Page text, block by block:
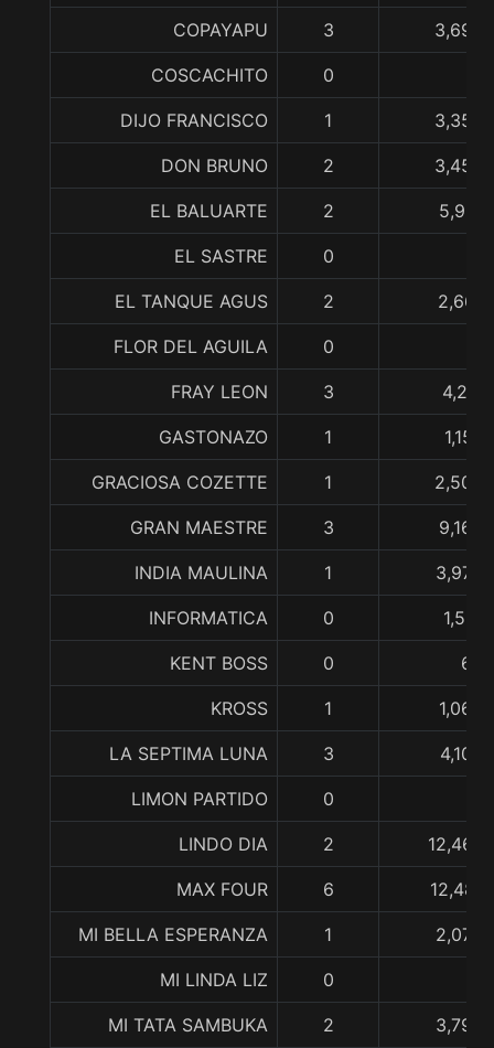
COPAYAPU 3
COSCACHITO 0
DIJO FRANCISCO 1
DON BRUNO 2
EL BALUARTE 2
EL SASTRE 0
EL TANQUE AGUS 2
FLOR DEL AGUILA 0
FRAY LEON 3
GASTONAZO 1
GRACIOSA COZETTE 1
GRAN MAESTRE 3
INDIA MAULINA 1
INFORMATICA 0
KENT BOSS 0
KROSS 1
LA SEPTIMA LUNA 3
LIMON PARTIDO 0
LINDO DIA 2
MAX FOUR 6
MI BELLA ESPERANZA 1
MI LINDA LIZ 0
MI TATA SAMBUKA 2